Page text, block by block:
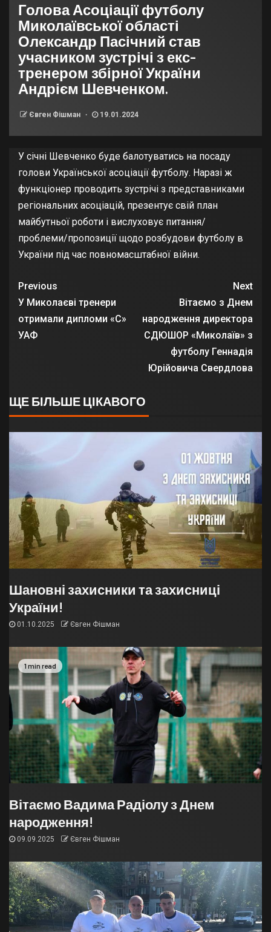
Голова Асоціації футболу
Миколаївської області
Олександр Пасічний став
учасником зустрічі з екс-
тренером збірної України
Андрієм Шевченком.
Євген Фішман 19.01.2024
У січні Шевченко буде балотуватись на посаду
голови Української асоціації футболу. Наразі ж
функціонер проводить зустрічі з представниками
регіональних асоціацій, презентує свій план
майбутньої роботи і вислуховує питання/
проблеми/пропозиції щодо розбудови футболу в
України під час повномасштабної війни.
Previous
У Миколаєві тренери
отримали дипломи «С»
УАФ
Next
Вітаємо з Днем
народження директора
СДЮШОР «Миколаїв» з
футболу Геннадія
Юрійовича Свердлова
ЩЕ БІЛЬШЕ ЦІКАВОГО
Шановні захисники та захисниці
України!
01.10.2025 Євген Фішман
1 min read
Вітаємо Вадима Радіолу з Днем
народження!
09.09.2025 Євген Фішман